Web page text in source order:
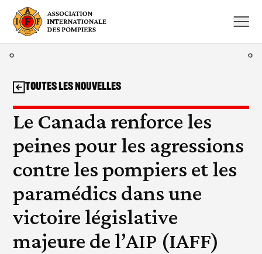
contenu
Le Canada renforce les
peines pour les agressions
contre les pompiers et les
paramédics dans une
victoire législative
majeure de l’AIP (IAFF)
Toutes les nouvelles